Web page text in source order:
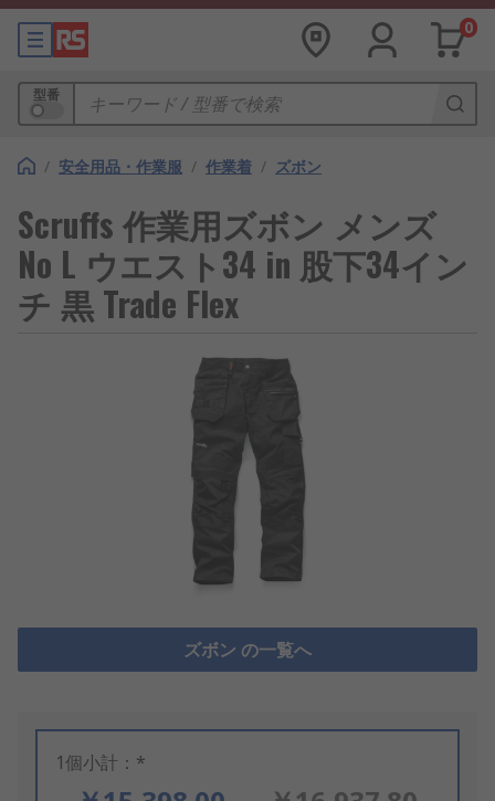
0
型番
/ 安全用品・作業服 / 作業着 / ズボン
Scruffs 作業用ズボン メンズ
No L ウエスト34 in 股下34イン
チ 黒 Trade Flex
ズボン の一覧へ
1個小計：*